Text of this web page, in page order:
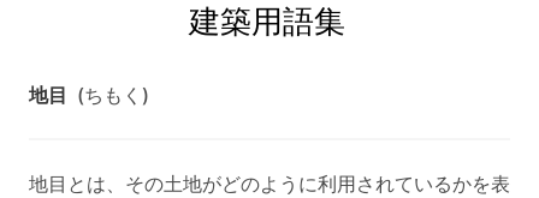
建築用語集
地目 (ちもく)
地目とは、その土地がどのように利用されているかを表